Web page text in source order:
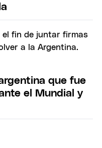
que fue
el Mundial y